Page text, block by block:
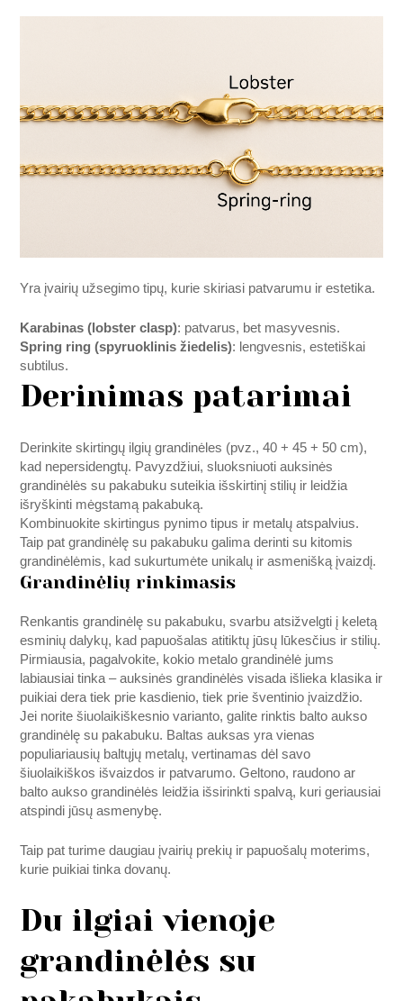
Yra įvairių užsegimo tipų, kurie skiriasi patvarumu ir estetika.
Karabinas (lobster clasp): patvarus, bet masyvesnis.
Spring ring (spyruoklinis žiedelis): lengvesnis, estetiškai
subtilus.
Derinimas patarimai
Derinkite skirtingų ilgių grandinėles (pvz., 40 + 45 + 50 cm),
kad nepersidengtų. Pavyzdžiui, sluoksniuoti auksinės
grandinėlės su pakabuku suteikia išskirtinį stilių ir leidžia
išryškinti mėgstamą pakabuką.
Kombinuokite skirtingus pynimo tipus ir metalų atspalvius.
Taip pat grandinėlę su pakabuku galima derinti su kitomis
grandinėlėmis, kad sukurtumėte unikalų ir asmenišką įvaizdį.
Grandinėlių rinkimasis
Renkantis grandinėlę su pakabuku, svarbu atsižvelgti į keletą
esminių dalykų, kad papuošalas atitiktų jūsų lūkesčius ir stilių.
Pirmiausia, pagalvokite, kokio metalo grandinėlė jums
labiausiai tinka – auksinės grandinėlės visada išlieka klasika ir
puikiai dera tiek prie kasdienio, tiek prie šventinio įvaizdžio.
Jei norite šiuolaikiškesnio varianto, galite rinktis balto aukso
grandinėlę su pakabuku. Baltas auksas yra vienas
populiariausių baltųjų metalų, vertinamas dėl savo
šiuolaikiškos išvaizdos ir patvarumo. Geltono, raudono ar
balto aukso grandinėlės leidžia išsirinkti spalvą, kuri geriausiai
atspindi jūsų asmenybę.
Taip pat turime daugiau įvairių prekių ir papuošalų moterims,
kurie puikiai tinka dovanų.
Du ilgiai vienoje
grandinėlės su